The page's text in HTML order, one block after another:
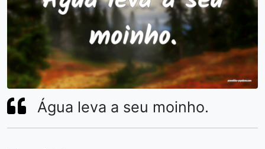
Água leva a seu moinho.